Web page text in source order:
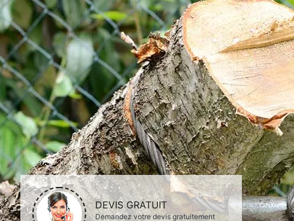
DEVIS GRATUIT
Demandez votre devis gratuitement